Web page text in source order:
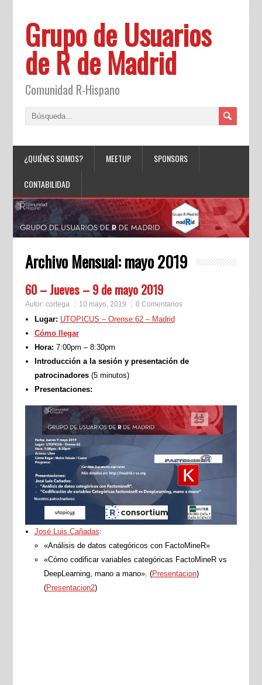
Grupo de Usuarios
de R de Madrid
Comunidad R-Hispano
¿QUIÉNES SOMOS? MEETUP SPONSORS
CONTABILIDAD
Archivo Mensual:mayo 2019
60 – Jueves – 9 de mayo 2019
Autor: cortega 10 mayo, 2019 0 Comentarios
Lugar: UTOPICUS – Orense 62 – Madrid
Cómo llegar
Hora: 7:00pm – 8:30pm
Introducción a la sesión y presentación de
patrocinadores(5 minutos)
Presentaciones:
José Luis Cañadas:
«Análisis de datos categóricos con FactoMineR»
«Cómo codificar variables categóricas FactoMineR vs
DeepLearning, mano a mano». (Presentacion)
(Presentacion2)